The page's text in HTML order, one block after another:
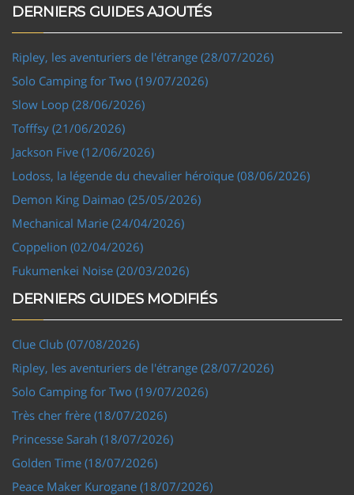
DERNIERS GUIDES AJOUTÉS
Ripley, les aventuriers de l'étrange (28/07/2026)
Solo Camping for Two (19/07/2026)
Slow Loop (28/06/2026)
Tofffsy (21/06/2026)
Jackson Five (12/06/2026)
Lodoss, la légende du chevalier héroïque (08/06/2026)
Demon King Daimao (25/05/2026)
Mechanical Marie (24/04/2026)
Coppelion (02/04/2026)
Fukumenkei Noise (20/03/2026)
DERNIERS GUIDES MODIFIÉS
Clue Club (07/08/2026)
Ripley, les aventuriers de l'étrange (28/07/2026)
Solo Camping for Two (19/07/2026)
Très cher frère (18/07/2026)
Princesse Sarah (18/07/2026)
Golden Time (18/07/2026)
Peace Maker Kurogane (18/07/2026)